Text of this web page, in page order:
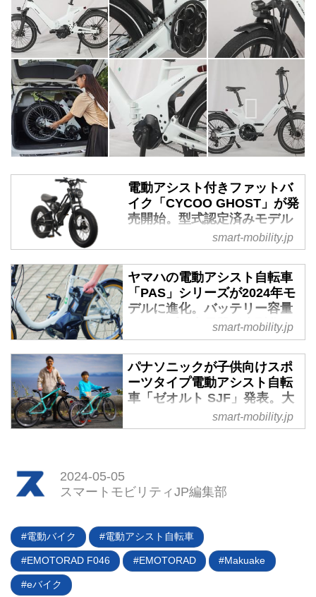
電動アシスト付きファットバ
イク「CYCOO GHOST」が発
売開始。型式認定済みモデル
- スマートモビリティJP
CYCOO JAPAN（サイクー ジャ
パン）は、電動アシストファット
バイク「CYCOO GHOST」を
2024年5月中旬頃発売すると発表
した。
smart-mobility.jp
ヤマハの電動アシスト自転車
「PAS」シリーズが2024年モ
デルに進化。バッテリー容量
がアップし充電器が小型化 -
スマートモビリティJP
2024年5月15日、ヤマハ発動機株
式会社は同社の電動アシスト自転
車「PASシリーズ」のうち、ママ
チャリの「PAS SION-U（パス シ
オンユー）」20型／24型、26型
ティな「PAS Brace（パス ブレイ
発売開始する。
smart-mobility.jp
パナソニックが子供向けスポ
ーツタイプ電動アシスト自転
車「ゼオルト SJF」発表。大
人用もあり - スマートモビリ
ティJP
ているパナソニック サイクルテ
ックは、スポーツタイプの電動ア
「XEALT（ゼオルト）」から子供
向けのモデル「ゼオルト SJF」、
大人向けの「ゼオルト S3F」（2
smart-mobility.jp
2024-05-05
スマートモビリティJP編集部
電動バイク 電動アシスト自転車
EMOTORAD F046 EMOTORAD Makuake
eバイク